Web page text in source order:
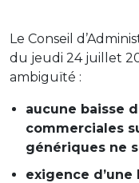
Le Conseil
du jeudi 24 juillet
ambiguïté :
aucune baisse
commerciales
génériques ne
exigence